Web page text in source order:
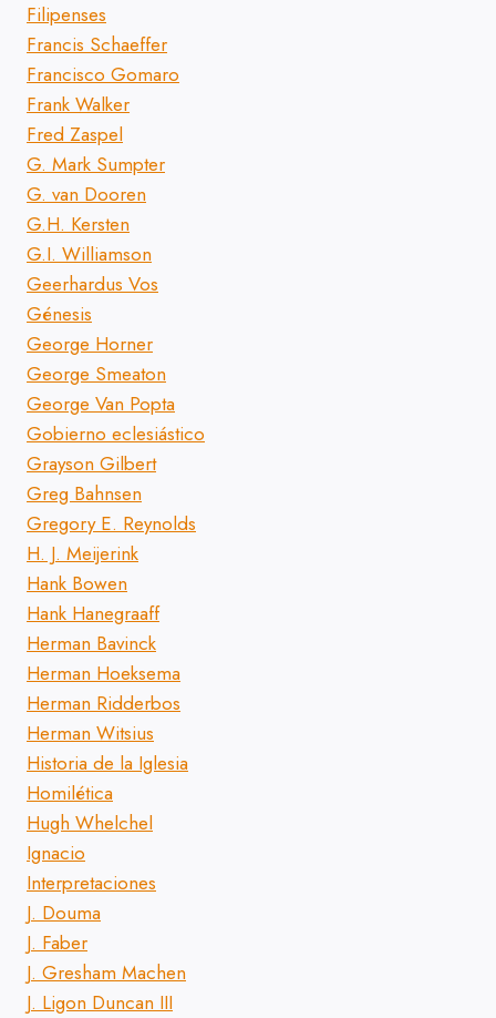
Filipenses
Francis Schaeffer
Francisco Gomaro
Frank Walker
Fred Zaspel
G. Mark Sumpter
G. van Dooren
G.H. Kersten
G.I. Williamson
Geerhardus Vos
Génesis
George Horner
George Smeaton
George Van Popta
Gobierno eclesiástico
Grayson Gilbert
Greg Bahnsen
Gregory E. Reynolds
H. J. Meijerink
Hank Bowen
Hank Hanegraaff
Herman Bavinck
Herman Hoeksema
Herman Ridderbos
Herman Witsius
Historia de la Iglesia
Homilética
Hugh Whelchel
Ignacio
Interpretaciones
J. Douma
J. Faber
J. Gresham Machen
J. Ligon Duncan III